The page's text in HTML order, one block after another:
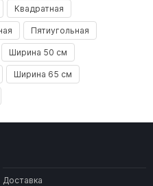
Квадратная
Пятиугольная
Ширина 50 см
Ширина 65 см
Доставка